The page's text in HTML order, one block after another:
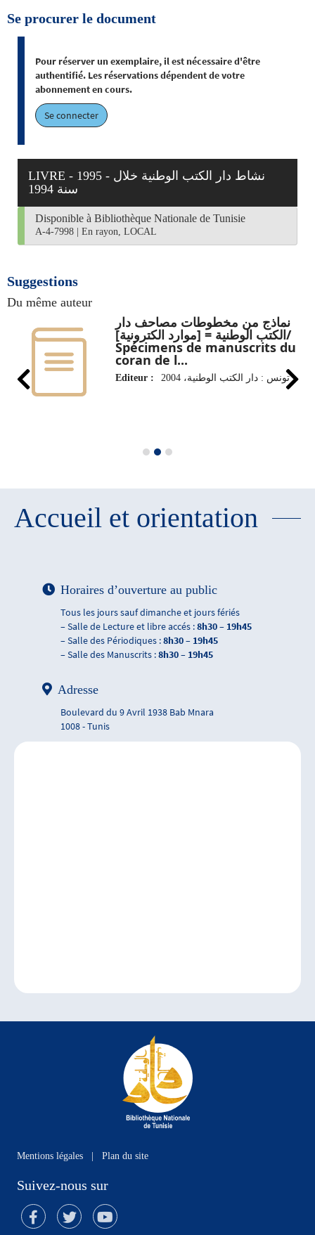
Se procurer le document
Pour réserver un exemplaire, il est nécessaire d'être
authentifié. Les réservations dépendent de votre
abonnement en cours.
Se connecter
LIVRE - 1995 - نشاط دار الكتب الوطنية خلال
سنة 1994
Disponible à Bibliothèque Nationale de Tunisie
A-4-7998 En rayon, LOCAL
Suggestions
Du même auteur
نماذج من مخطوطات مصاحف دار
الكتب الوطنية = [موارد الكترونية]/
Spécimens de manuscrits du
coran de l...
Editeur : تونس : دار الكتب الوطنية، 2004
Accueil et orientation
Horaires d’ouverture au public
Tous les jours sauf dimanche et jours fériés
– Salle de Lecture et libre accés :8h30 – 19h45
– Salle des Périodiques :8h30 – 19h45
– Salle des Manuscrits :8h30 – 19h45
Adresse
Boulevard du 9 Avril 1938 Bab Mnara
1008 - Tunis
Mentions légales Plan du site
Suivez-nous sur